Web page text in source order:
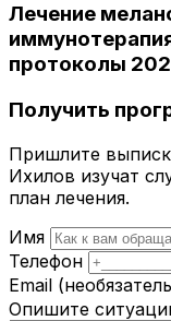
Лечение
протоколы
Получить
Пришлите
Ихилов изучат
план лечения.
Имя
Телефон
Email
Опишите